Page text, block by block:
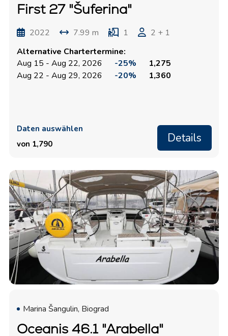
First 27 "Šuferina"
2022 7.99 m 1
2 + 1
Alternative Chartertermine:
Aug 15 - Aug 22, 2026
-25%
1,275
Aug 22 - Aug 29, 2026
-20% 1,360
Daten auswählen
von 1,790
Details
Marina Šangulin, Biograd
Oceanis 46.1 "Arabella"